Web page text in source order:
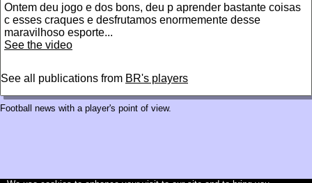
Ontem deu jogo e dos bons, deu p aprender bastante coisas
c esses craques e desfrutamos enormemente desse
maravilhoso esporte...
See the video
See all publications from BR's players
Football news with a player's point of view.